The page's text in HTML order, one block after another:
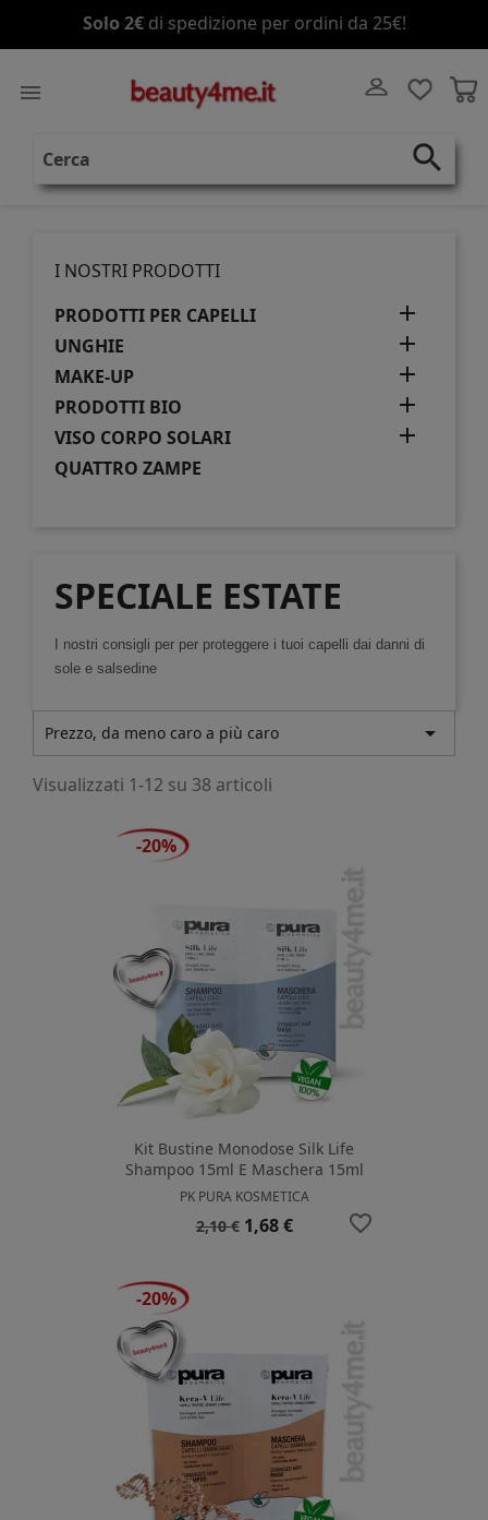
Spedizione gratisa partire da 70€!

search
I NOSTRI PRODOTTI
PRODOTTI PER CAPELLI

UNGHIE 
MAKE-UP 
PRODOTTI BIO 
VISO CORPO SOLARI 
QUATTRO ZAMPE
SPECIALE ESTATE
I nostri consigli per per proteggere i tuoi capelli dai danni di
sole e salsedine
Prezzo, da meno caro a più caro 
Visualizzati 1-12 su 38 articoli
Kit Bustine Monodose Silk Life
Shampoo 15ml E Maschera 15ml
PK PURA KOSMETICA
Prezzo
2,10 € Prezzo
1,68 €
-20%
favorite_border
-20%